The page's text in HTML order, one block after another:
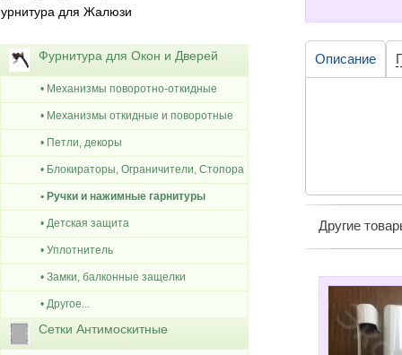
для Жалюзи
Фурнитура для Окон и Дверей
• Механизмы поворотно-откидные
• Механизмы откидные и поворотные
• Петли, декоры
• Блокираторы, Ограничители, Стопора
• Ручки и нажимные гарнитуры
• Детская защита
• Уплотнитель
• Замки, балконные защелки
• Другое...
Сетки Антимоскитные
Описание
Другие